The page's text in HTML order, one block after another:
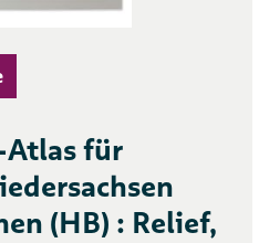
für
(HB) : Relief,